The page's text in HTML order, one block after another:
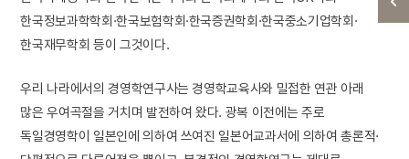
한국정보과학학회·한국보험학회·한국증권학회·한국중소기업학회·
한국재무학회 등이 그것이다.
우리 나라에서의 경영학연구사는 경영학교육사와 밀접한 연관 아래
많은 우여곡절을 거치며 발전하여 왔다. 광복 이전에는 주로
독일경영학이 일본인에 의하여 쓰여진 일본어교과서에 의하여 총론적·